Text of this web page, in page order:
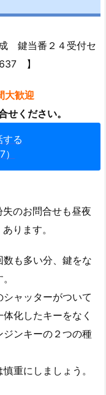
鍵当番２４受付セ
】
歓迎
せください。
る
失のお問合せも昼夜
ります。
も多い分、鍵をな
ャッターがついて
化したキーをなく
ジンキーの２つの種
重にしましょう。